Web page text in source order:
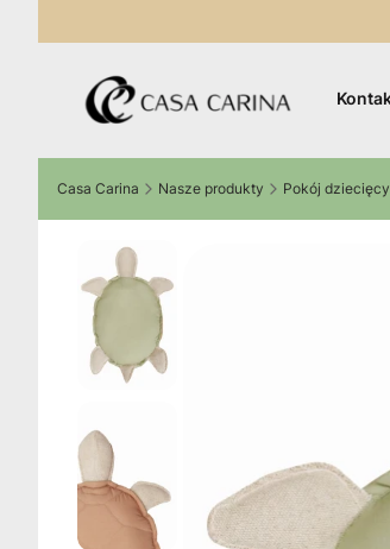
Casa Carina Nasze produkty Pokój dziecięcy